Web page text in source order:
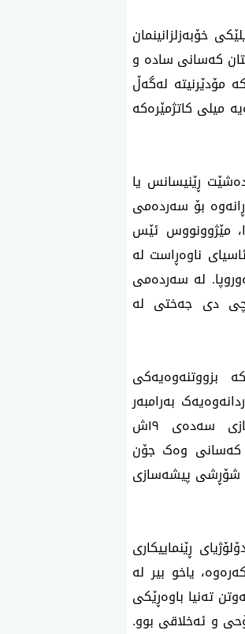
خۆبەزلزانینمان
کەسانی سادە و
مۆدێرنیتە لەگەڵ
میلی کاتژمێرەکە
دەشێت ڕێنیسانس یا
بۆ سەردەمی
مێژوونووس ئێس
ناوەڕاست لە
لە سەردەمی
چی دی جەختی لە
ڕۆشنگەری فەرەنسی سەدەی ١٨بوو کە بزووتنەوەیەکی
وەک دژە کاردانەوەیەک بەرامبەر
بزووتنەوەکەی پێش خۆی. هەروەها تەقینەوەی شۆڕشی پیشەسازی سەدەی ١٩ش
کەسانی وەک جۆن
شۆڕشی پیشەسازی
ڕێنماییکاری
یاخو بیر لە
تەنیا باوەڕێکی
و ئەخلاقی بوو.